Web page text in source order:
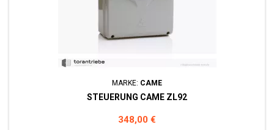
MARKE: CAME
STEUERUNG CAME ZL92
Preis
348,00 €